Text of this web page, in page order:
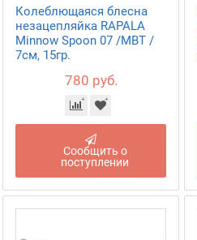
Колеблющаяся блесна
незацепляйка RAPALA
Minnow Spoon 07 /MBT /
7см, 15гр.
780 руб.
Сообщить о
поступлении